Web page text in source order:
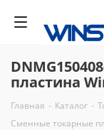
пластина
Главная - Каталог -
Сменные токарные